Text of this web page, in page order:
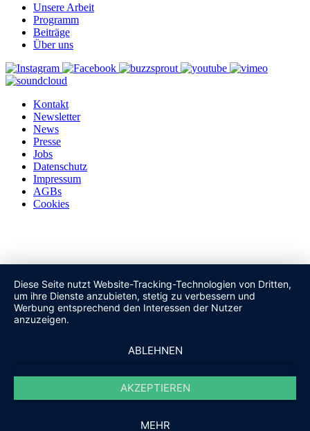
Unsere Arbeit
Programm
Beiträge
Über uns
Kontakt
Newsletter
News
Presse
Jobs
Datenschutz
Impressum
AGBs
Cookies
Diese Seite nutzt Website-Tracking-Technologien von Dritten,
um ihre Dienste anzubieten, stetig zu verbessern und
Werbung entsprechend den Interessen der Nutzer
anzuzeigen.
ABLEHNEN
AKZEPTIEREN
MEHR